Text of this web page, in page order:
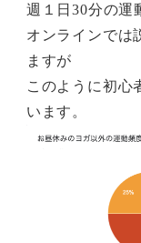
週１日30分の運
オンラインでは
ますが
このように初心
います。